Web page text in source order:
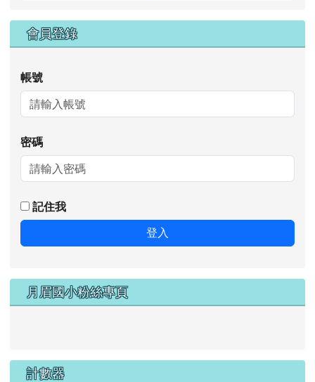
會員登錄
帳號
密碼
記住我
登入
月眉國小粉絲專頁
計數器